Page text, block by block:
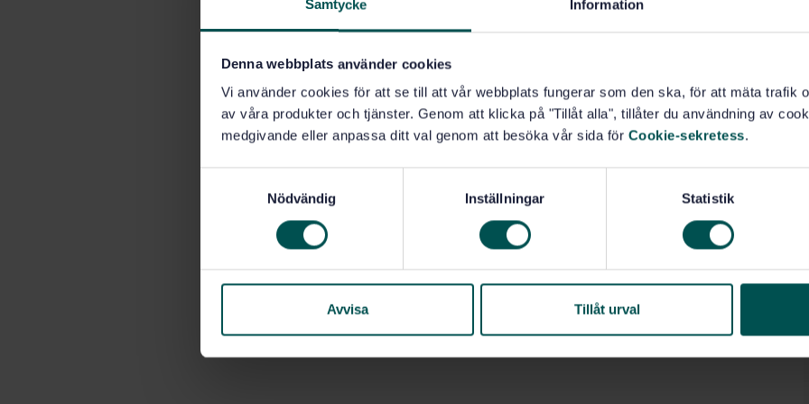
Samtycke Information
Denna webbplats använder cookies
Vi använder cookies för att se till att vår webbplats fungerar som den ska, för att mäta trafik
av våra produkter och tjänster. Genom att klicka på "Tillåt alla", tillåter du användning av
medgivande eller anpassa ditt val genom att besöka vår sida för Cookie-sekretess.
s
Nödvändig Inställningar Statistik
Avvisa Tillåt urval